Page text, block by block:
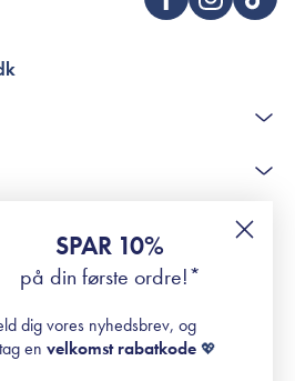
og svar
SPAR 10%
på din første ordre!*
dig vores nyhedsbrev, og
en velkomst rabatkode 💖